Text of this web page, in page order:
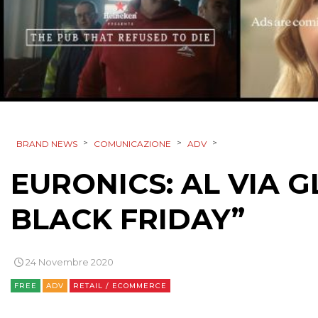
BRAND NEWS > COMUNICAZIONE > ADV >
EURONICS: AL VIA
BLACK FRIDAY”
24 Novembre 2020
FREE ADV RETAIL / ECOMMERCE